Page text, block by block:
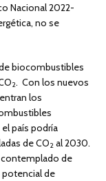
Nacional 2022-
no se
biocombustibles
2. Con los nuevos
los
país podría
de CO2 al 2030.
de
potencial de